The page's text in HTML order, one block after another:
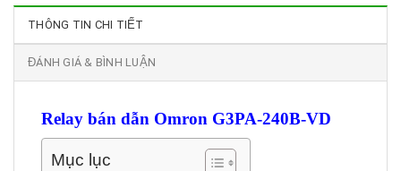
THÔNG TIN CHI TIẾT
ĐÁNH GIÁ & BÌNH LUẬN
Relay bán dẫn Omron G3PA-240B-VD
Mục lục